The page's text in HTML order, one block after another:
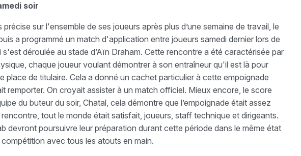
soir
sur l'ensemble de ses joueurs après plus d’une semaine de travail, le
a programmé un match d'application entre joueurs samedi dernier lors de
s'est déroulée au stade d’Aïn Draham. Cette rencontre a été caractérisée par
chaque joueur voulant démontrer à son entraîneur qu'il est là pour
place de titulaire. Cela a donné un cachet particulier à cette empoignade
remporter. On croyait assister à un match officiel. Mieux encore, le score
du buteur du soir, Chatal, cela démontre que l’empoignade était assez
tout le monde était satisfait, joueurs, staff technique et dirigeants.
devront poursuivre leur préparation durant cette période dans le même état
avec tous les atouts en main.